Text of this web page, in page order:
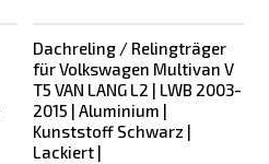
Dachreling / Relingträger
für Volkswagen Multivan V
T5 VAN LANG L2 | LWB 2003-
2015 | Aluminium |
Kunststoff Schwarz |
Lackiert |